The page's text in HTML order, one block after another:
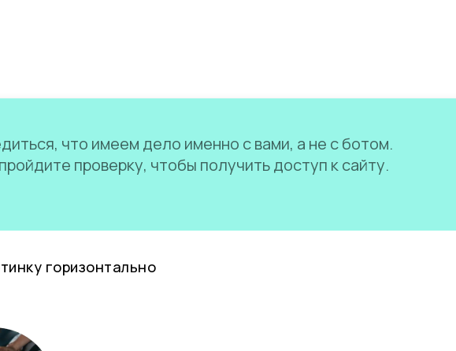
что имеем дело именно с вами, а не с ботом.
проверку, чтобы получить доступ к сайту.
горизонтально